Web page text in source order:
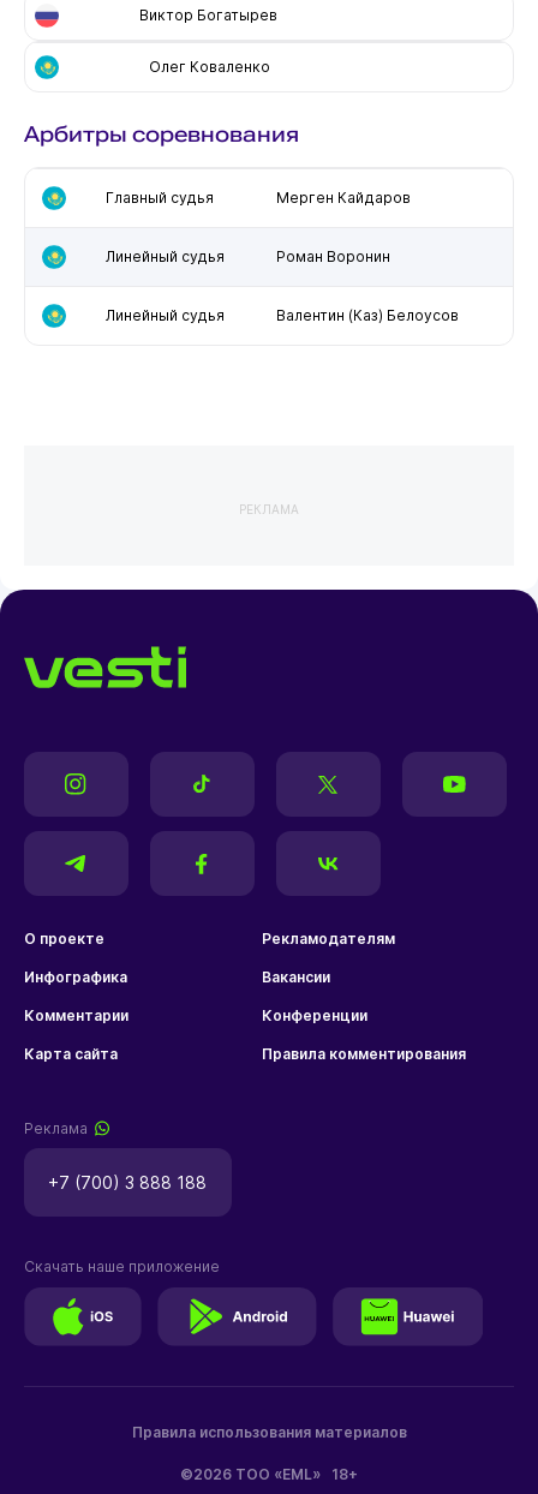
Виктор Богатырев
Олег Коваленко
Арбитры соревнования
Главный судья Мерген Кайдаров
Линейный судья Роман Воронин
Линейный судья Валентин (Каз) Белоусов
РЕКЛАМА
О проекте Рекламодателям
Инфографика Вакансии
Комментарии Конференции
Карта сайта Правила комментирования
Реклама
+7 (700) 3 888 188
©2026 ТОО «EML» 18+
Правила использования материалов
Скачать наше приложение